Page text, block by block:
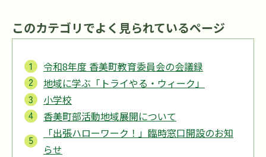
このカテゴリでよく見られているページ
令和8年度 香美町教育委員会の会議録
地域に学ぶ「トライやる・ウィーク」
小学校
香美町部活動地域展開について
「出張ハローワーク！」臨時窓口開設のお知
らせ